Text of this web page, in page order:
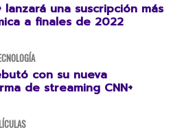
lanzará una suscripción más
a finales de 2022
con su nueva
de streaming CNN+